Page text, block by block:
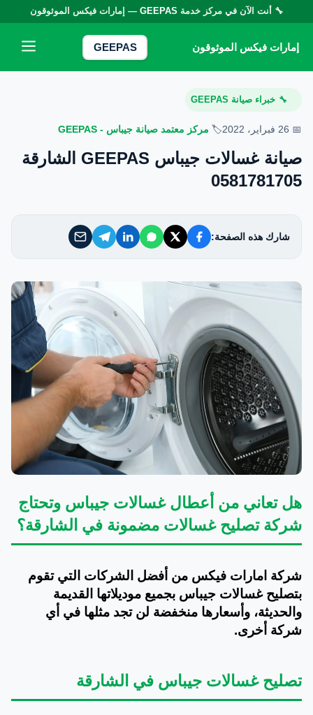
🔧 أنت الآن في مركز خدمة GEEPAS — إمارات فيكس الموثوقون
إمارات فيكس الموثوقون GEEPAS
إمارات فيكس الموثوقون
تواصل معنا
الأسئلة الشائعة
EN — English Version
🔧 خبراء صيانة GEEPAS
📅 26 فبراير، 2022 🏷️ مركز معتمد صيانة جيباس - GEEPAS
صيانة غسالات جيباس GEEPAS الشارقة
0581781705
شارك هذه الصفحة:
هل تعاني من أعطال غسالات جيباس وتحتاج
شركة تصليح غسالات مضمونة في الشارقة؟
شركة امارات فيكس من أفضل الشركات التي تقوم
بتصليح غسالات جيباس بجميع موديلاتها القديمة
والحديثة، وأسعارها منخفضة لن تجد مثلها في أي
شركة أخرى.
تصليح غسالات جيباس في الشارقة